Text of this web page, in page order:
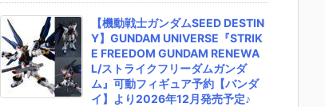
【機動戦士ガンダムSEED DESTIN
Y】GUNDAM UNIVERSE『STRIK
E FREEDOM GUNDAM RENEWA
L/ストライクフリーダムガンダ
ム』可動フィギュア予約【バンダ
イ】より2026年12月発売予定♪